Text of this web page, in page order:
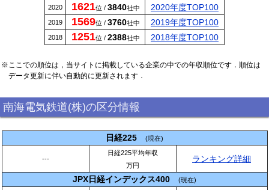
2020 1621位 / 3840社中 2020年度TOP100
2019 1569位 / 3760社中 2019年度TOP100
2018 1251位 / 2388社中 2018年度TOP100
※ここでの順位は，当サイトに掲載している企業の中での年収順位です．順位は
データ更新に伴い自動的に更新されます．
南海電気鉄道(株)の区分情報
日経225 (現在)
---
日経225平均年収
万円
ランキング詳細
JPX日経インデックス400 (現在)